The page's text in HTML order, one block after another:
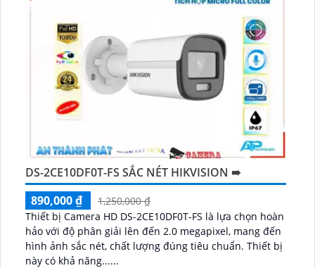
DS-2CE10DF0T-FS SẮC NÉT HIKVISION ➠
890,000 ₫
1,250,000 ₫
Thiết bị Camera HD DS-2CE10DF0T-FS là lựa chọn hoàn
hảo với độ phân giải lên đến 2.0 megapixel, mang đến
hình ảnh sắc nét, chất lượng đúng tiêu chuẩn. Thiết bị
này có khả năng......